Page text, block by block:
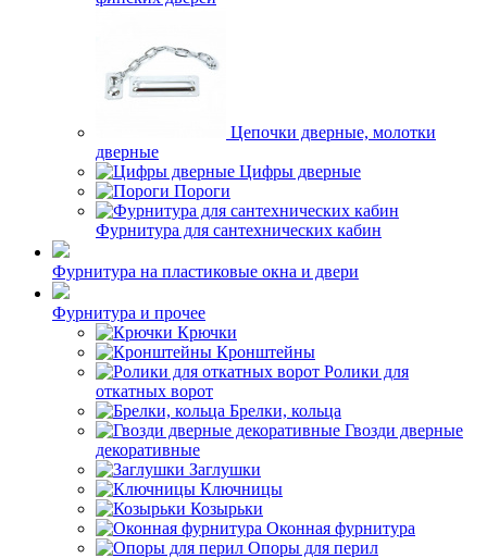
Цепочки дверные, молотки
дверные
Цифры дверные
Пороги
Фурнитура для сантехнических кабин
Фурнитура на пластиковые окна и двери
Фурнитура и прочее
Крючки
Кронштейны
Ролики для
откатных ворот
Брелки, кольца
Гвозди дверные
декоративные
Заглушки
Ключницы
Козырьки
Оконная фурнитура
Опоры для перил